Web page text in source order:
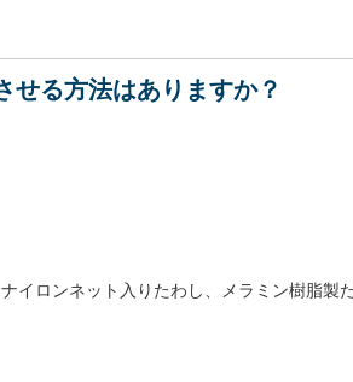
せる方法はありますか？
イロンネット入りたわし、メラミン樹脂製